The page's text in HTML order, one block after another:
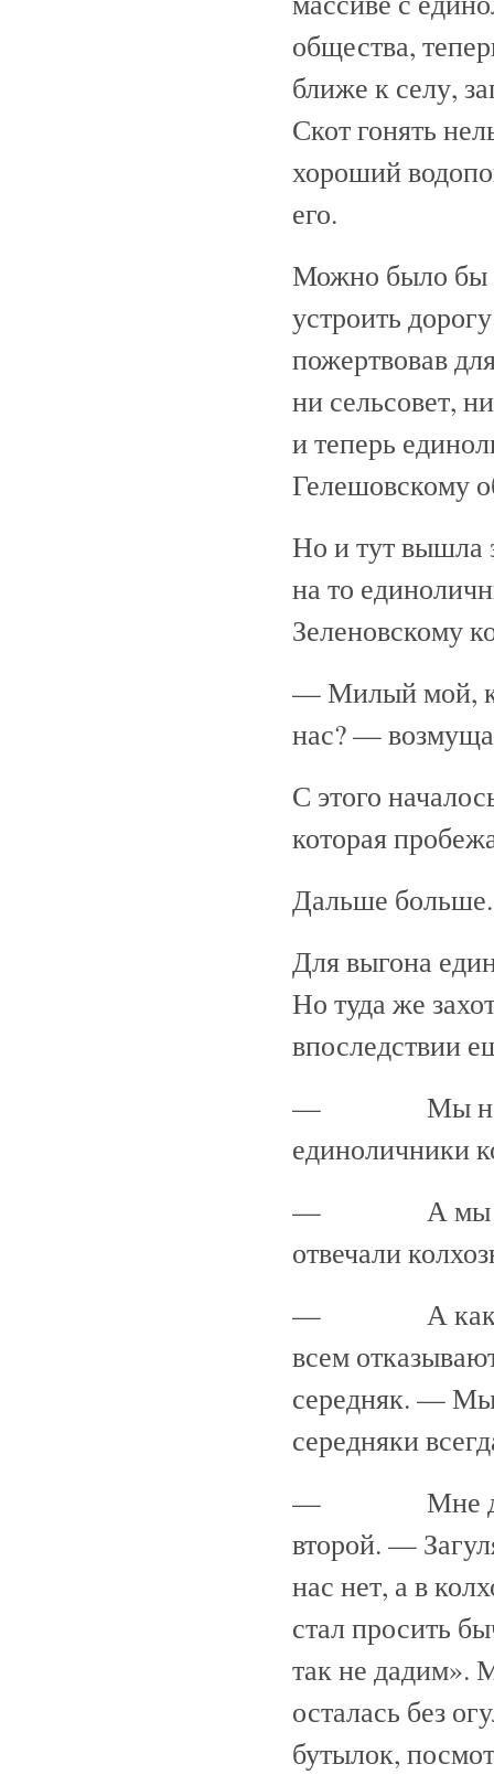
общества,
ближе к селу,
Скот гонять
хороший
его.
Можно было бы
устроить
пожертвовав
ни сельсовет,
и теперь
Гелешовскому
Но и тут вышла
на то
Зеленовскому
— Милый мой,
нас? —
С этого
которая
Дальше больше.
Для выгона
Но туда же
впоследствии
— Мы не
единоличники
— А мы сами
отвечали
— А как мы
всем
середняк. — Мы
середняки
— Мне даже
второй. —
нас нет, а в
стал просить
так не дадим».
осталась без
бутылок,